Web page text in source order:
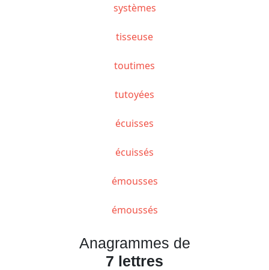
systèmes
tisseuse
toutimes
tutoyées
écuisses
écuissés
émousses
émoussés
Anagrammes de
7 lettres